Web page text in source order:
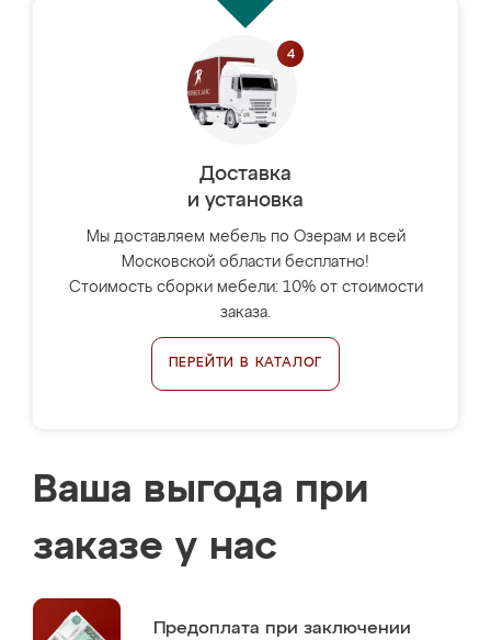
Доставка
и установка
Мы доставляем мебель по Озерам и всей
Московской области бесплатно!
Стоимость сборки мебели: 10% от стоимости
заказа.
ПЕРЕЙТИ В КАТАЛОГ
Ваша выгода при
заказе у нас
Предоплата при заключении